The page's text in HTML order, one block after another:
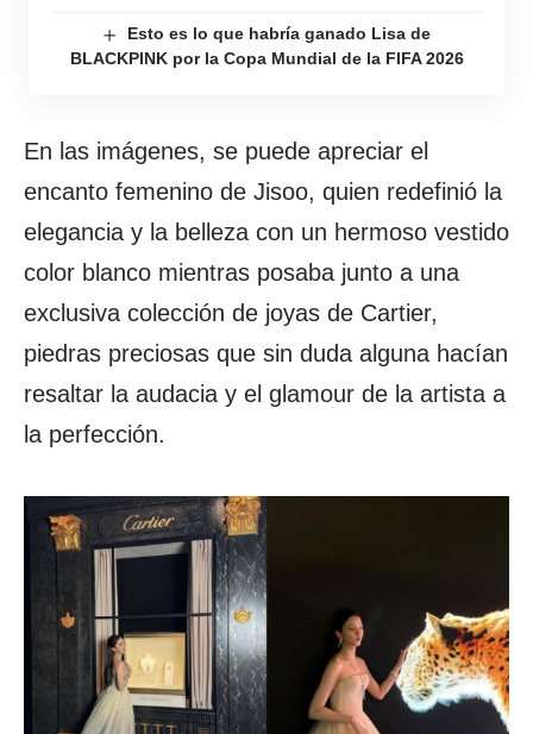
Esto es lo que habría ganado Lisa de
BLACKPINK por la Copa Mundial de la FIFA 2026
En las imágenes, se puede apreciar el
encanto femenino de Jisoo, quien redefinió la
elegancia y la belleza con un hermoso vestido
color blanco mientras posaba junto a una
exclusiva colección de joyas de Cartier,
piedras preciosas que sin duda alguna hacían
resaltar la audacia y el glamour de la artista a
la perfección.